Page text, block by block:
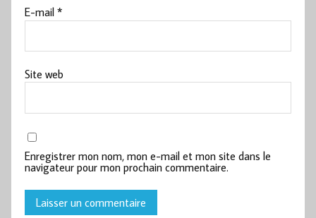
E-mail*
Site web
Enregistrer mon nom, mon e-mail et mon site dans le
navigateur pour mon prochain commentaire.